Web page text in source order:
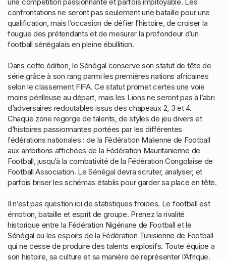
confrontations ne seront pas seulement une bataille pour une
qualification, mais l’occasion de défier l’histoire, de croiser la
fougue des prétendants et de mesurer la profondeur d’un
football sénégalais en pleine ébullition.
Dans cette édition, le Sénégal conserve son statut de tête de
série grâce à son rang parmi les premières nations africaines
selon le classement FIFA. Ce statut promet certes une voie
moins périlleuse au départ, mais les Lions ne seront pas à l’abri
d’adversaires redoutables issus des chapeaux 2, 3 et 4.
Chaque zone regorge de talents, de styles de jeu divers et
d’histoires passionnantes portées par les différentes
fédérations nationales : de la Fédération Malienne de Football
aux ambitions affichées de la Fédération Mauritanienne de
Football, jusqu’à la combativité de la Fédération Congolaise de
Football Association. Le Sénégal devra scruter, analyser, et
parfois briser les schémas établis pour garder sa place en tête.
Il n’est pas question ici de statistiques froides. Le football est
émotion, bataille et esprit de groupe. Prenez la rivalité
historique entre la Fédération Nigériane de Football et le
Sénégal ou les espoirs de la Fédération Tunisienne de Football
qui ne cesse de produire des talents explosifs. Toute équipe a
son histoire, sa culture et sa manière de représenter l’Afrique.